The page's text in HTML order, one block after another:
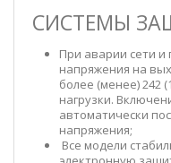
СИСТЕМЫ
При аварии сети
напряжения на
более (менее) 242
нагрузки.
автоматически
напряжения;
Все модели